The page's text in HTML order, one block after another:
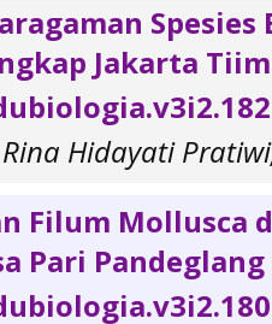
Spesies
Jakarta
Hidayati
Filum Mollusca
Pari